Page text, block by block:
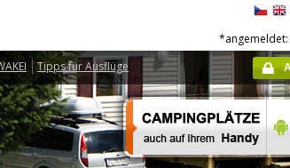
Tipps für Ausflüge
*angemeldet: